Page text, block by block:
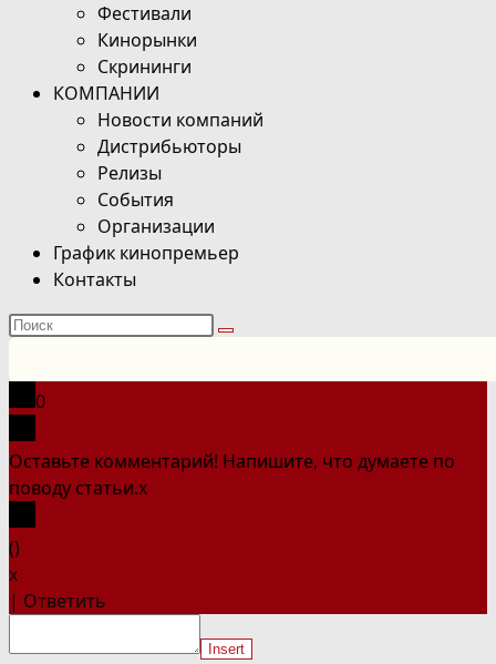
Фестивали
Кинорынки
Скрининги
КОМПАНИИ
Новости компаний
Дистрибьюторы
Релизы
События
Организации
График кинопремьер
Контакты
Поиск
сайте
0
Оставьте комментарий! Напишите, что думаете по
поводу статьи.x
()
x
| Ответить
Insert